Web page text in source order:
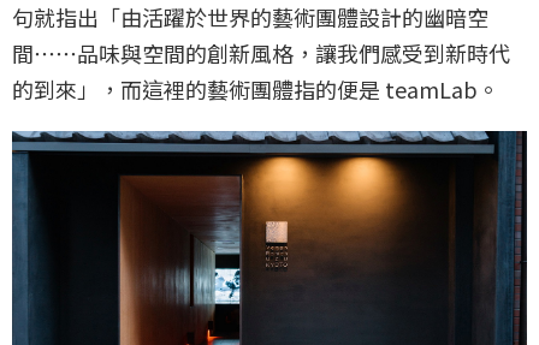
句就指出「由活躍於世界的藝術團體設計的幽暗空
間⋯⋯品味與空間的創新風格，讓我們感受到新時代
的到來」，而這裡的藝術團體指的便是 teamLab。